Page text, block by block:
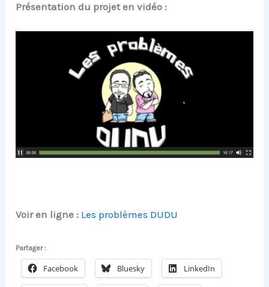
Présentation du projet en vidéo :
Voir en ligne : Les problèmes DUDU
Partager :
Facebook Bluesky LinkedIn